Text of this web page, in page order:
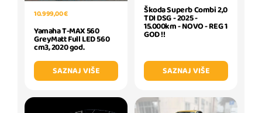
10.999,00 €
Yamaha T-MAX 560
GreyMatt Full LED 560
cm3, 2020 god.
SAZNAJ VIŠE
Škoda Superb Combi 2,0
TDI DSG - 2025 -
15.000km - NOVO - REG 1
GOD !!
SAZNAJ VIŠE